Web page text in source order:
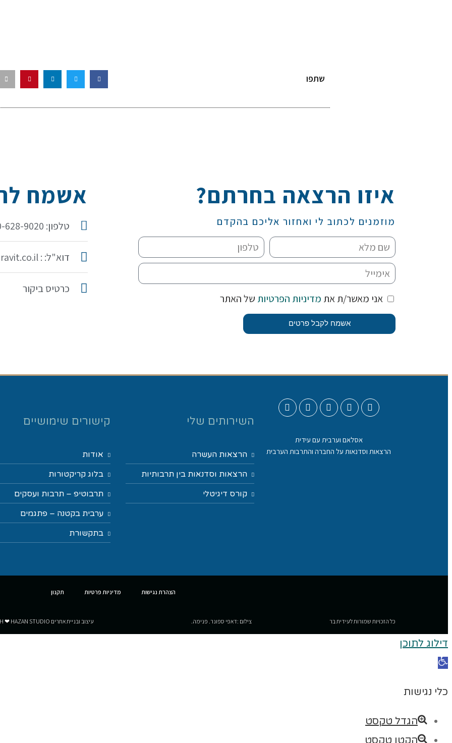
שתפו
איזו הרצאה בחרתם?
מוזמנים לכתוב לי ואחזור אליכם בהקדם
אני מאשר/ת את מדיניות הפרטיות של האתר
אשמח לקבל פרטים
אשמח
טלפון: 050-628-9020
דוא"ל: : idit@iditaravit.co.il
כרטיס ביקור
אסלאם וערבית עם עידית
הרצאות וסדנאות על החברה והתרבות הערבית
השירותים שלי
הרצאות העשרה
הרצאות וסדנאות בין תרבותיות
קורס דיגיטלי
קישורים שימושיים
אודות
בלוג קריקטורות
תרבוטיפ – תרבות ועסקים
ערבית בקטנה – פתגמים
בתקשורת
הצהרת נגישות מדיניות פרטיות תקנון
כל הזכויות שמורות לעידית בר צילום :דאפי ספונר. פנימה. עיצוב ובניית אתרים MADE WITH ❤ HAZAN STUDIO
דילוג לתוכן
פתח סרגל נגישות
כלי נגישות
הגדל טקסט
הקטן טקסט